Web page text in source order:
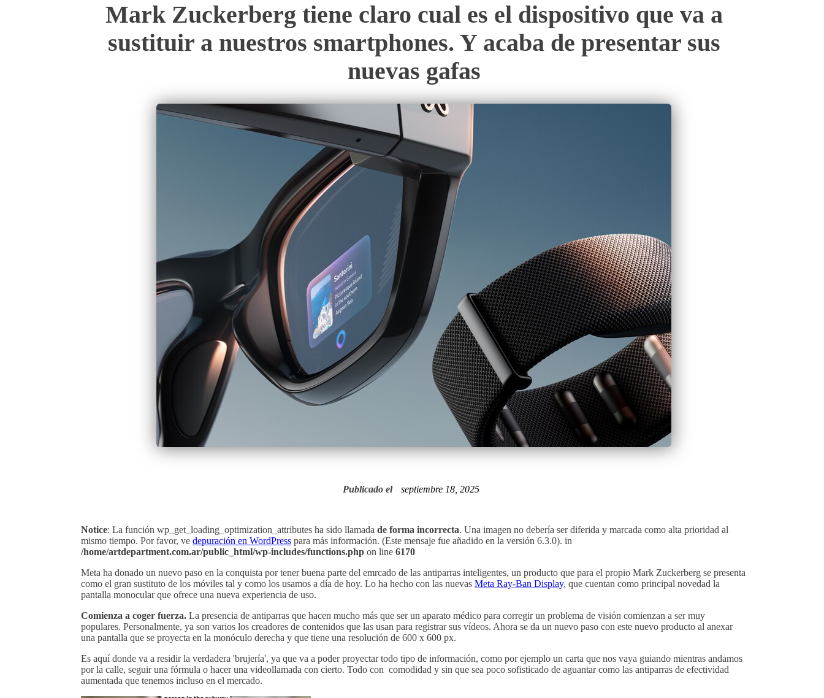
Mark Zuckerberg tiene claro cual es el dispositivo que va a
sustituir a nuestros smartphones. Y acaba de presentar sus
nuevas gafas
Publicado el septiembre 18, 2025
Notice: La función wp_get_loading_optimization_attributes ha sido llamada de forma incorrecta. Una imagen no debería ser diferida y marcada como alta prioridad al
mismo tiempo. Por favor, ve depuración en WordPress para más información. (Este mensaje fue añadido en la versión 6.3.0). in
/home/artdepartment.com.ar/public_html/wp-includes/functions.php on line 6170
Meta ha donado un nuevo paso en la conquista por tener buena parte del emrcado de las antiparras inteligentes, un producto que para el propio Mark Zuckerberg se presenta
como el gran sustituto de los móviles tal y como los usamos a día de hoy. Lo ha hecho con las nuevas Meta Ray-Ban Display, que cuentan como principal novedad la
pantalla monocular que ofrece una nueva experiencia de uso.
Comienza a coger fuerza. La presencia de antiparras que hacen mucho más que ser un aparato médico para corregir un problema de visión comienzan a ser muy
populares. Personalmente, ya son varios los creadores de contenidos que las usan para registrar sus vídeos. Ahora se da un nuevo paso con este nuevo producto al anexar
una pantalla que se proyecta en la monóculo derecha y que tiene una resolución de 600 x 600 px.
Es aquí donde va a residir la verdadera 'brujería', ya que va a poder proyectar todo tipo de información, como por ejemplo un carta que nos vaya guiando mientras andamos
por la calle, seguir una fórmula o hacer una videollamada con cierto. Todo con comodidad y sin que sea poco sofisticado de aguantar como las antiparras de efectividad
aumentada que tenemos incluso en el mercado.